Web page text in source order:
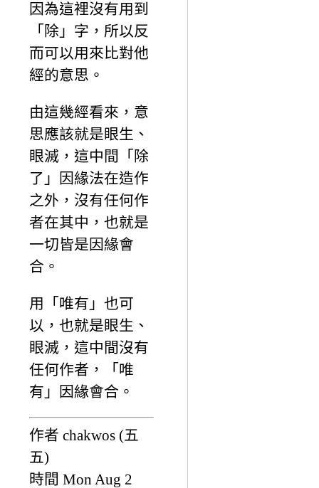
因為這裡沒有用到
「除」字，所以反
而可以用來比對他
經的意思。
由這幾經看來，意
思應該就是眼生、
眼滅，這中間「除
了」因緣法在造作
之外，沒有任何作
者在其中，也就是
一切皆是因緣會
合。
用「唯有」也可
以，也就是眼生、
眼滅，這中間沒有
任何作者，「唯
有」因緣會合。
作者 chakwos (五
五)
時間 Mon Aug 2